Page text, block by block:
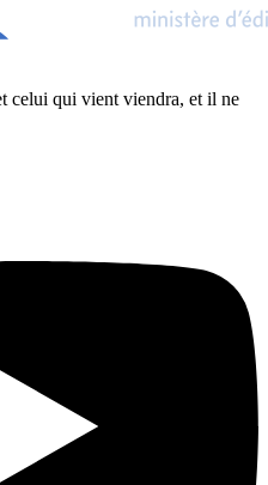
celui qui vient viendra, et il ne